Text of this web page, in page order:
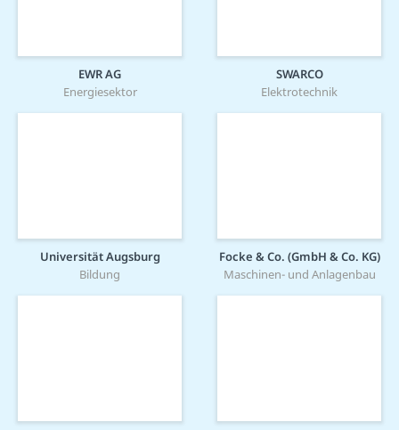
EWR AG
Energiesektor
SWARCO
Elektrotechnik
Universität Augsburg
Bildung
Focke & Co. (GmbH & Co. KG)
Maschinen- und Anlagenbau